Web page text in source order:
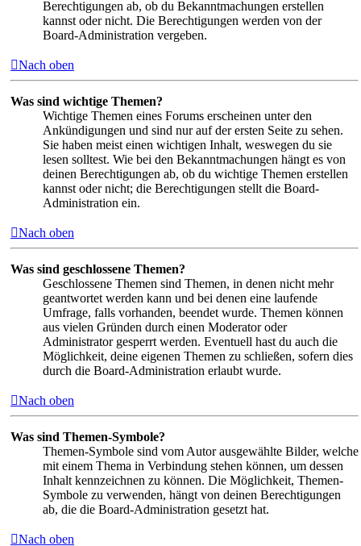
Berechtigungen ab, ob du Bekanntmachungen erstellen
kannst oder nicht. Die Berechtigungen werden von der
Board-Administration vergeben.
Nach oben
Was sind wichtige Themen?
Wichtige Themen eines Forums erscheinen unter den
Ankündigungen und sind nur auf der ersten Seite zu sehen.
Sie haben meist einen wichtigen Inhalt, weswegen du sie
lesen solltest. Wie bei den Bekanntmachungen hängt es von
deinen Berechtigungen ab, ob du wichtige Themen erstellen
kannst oder nicht; die Berechtigungen stellt die Board-
Administration ein.
Nach oben
Was sind geschlossene Themen?
Geschlossene Themen sind Themen, in denen nicht mehr
geantwortet werden kann und bei denen eine laufende
Umfrage, falls vorhanden, beendet wurde. Themen können
aus vielen Gründen durch einen Moderator oder
Administrator gesperrt werden. Eventuell hast du auch die
Möglichkeit, deine eigenen Themen zu schließen, sofern dies
durch die Board-Administration erlaubt wurde.
Nach oben
Was sind Themen-Symbole?
Themen-Symbole sind vom Autor ausgewählte Bilder, welche
mit einem Thema in Verbindung stehen können, um dessen
Inhalt kennzeichnen zu können. Die Möglichkeit, Themen-
Symbole zu verwenden, hängt von deinen Berechtigungen
ab, die die Board-Administration gesetzt hat.
Nach oben